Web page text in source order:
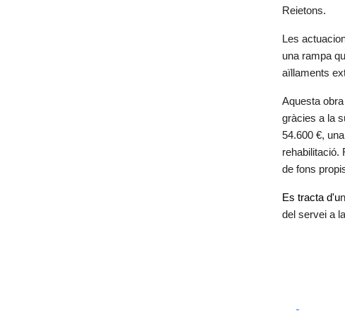
Reietons.
Les
una rampa
aïllaments
Aquesta
gràcies a la
54.600 €,
rehabilitació.
de fons
Es tracta d'u
del servei a